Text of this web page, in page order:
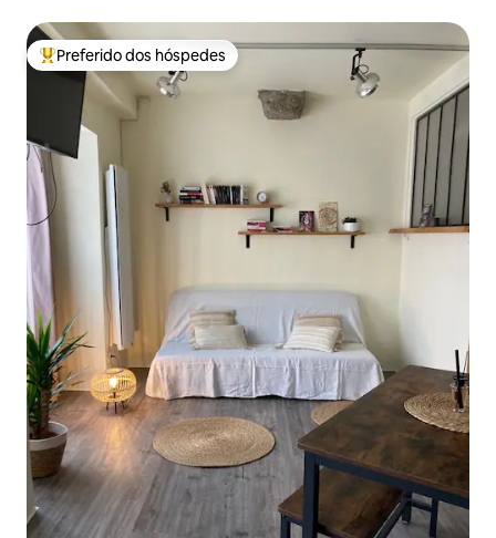
Entre os melhores preferidos dos hóspedes
Preferido dos hóspedes